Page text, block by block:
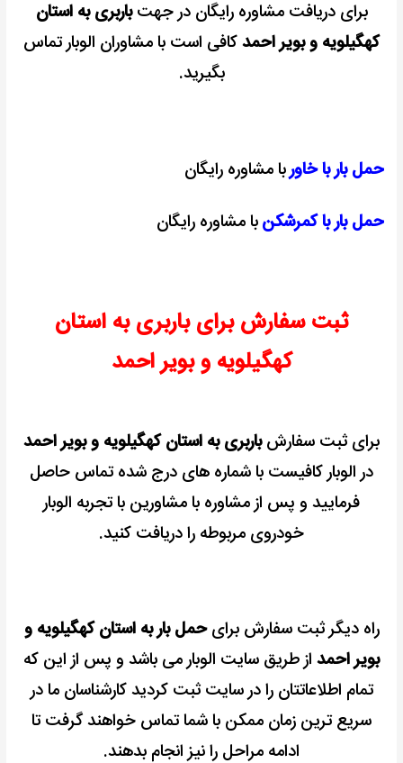
برای دریافت مشاوره رایگان در جهتباربری به استان
کهگیلویه و بویر احمدکافی است با مشاوران الوبار تماس
بگیرید.
حمل بار با خاوربا مشاوره رایگان
حمل بار با کمرشکنبا مشاوره رایگان
ثبت سفارش برای باربری به استان
کهگیلویه و بویر احمد
برای ثبت سفارشباربری به استان کهگیلویه و بویر احمد
در الوبار کافیست با شماره های درج شده تماس حاصل
فرمایید و پس از مشاوره با مشاورین با تجربه الوبار
خودروی مربوطه را دریافت کنید.
راه دیگر ثبت سفارش برایحمل بار به استان کهگیلویه و
بویر احمد از طریق سایت الوبار می باشد و پس از این که
تمام اطلاعاتتان را در سایت ثبت کردید کارشناسان ما در
سریع ترین زمان ممکن با شما تماس خواهند گرفت تا
ادامه مراحل را نیز انجام بدهند.